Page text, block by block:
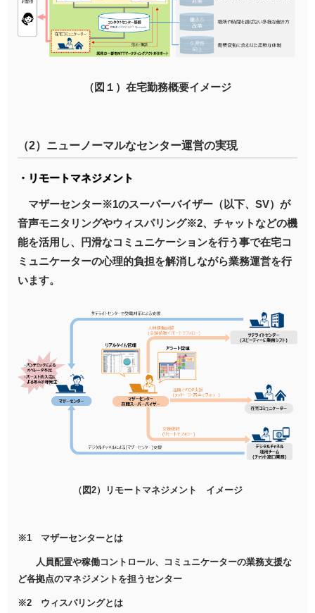
（図１）在宅勤務概要イメージ
（2）ニューノーマルなセンター運営の実現
・リモートマネジメント
マザーセンター※1のスーパーバイザー（以下、SV）が
音声モニタリングやウィスパリング※2、チャットなどの機
能を活用し、円滑なコミュニケーションを行う事で在宅コ
ミュニケーターの心理的負担を解消しながら業務運営を行
います。
（図2）リモートマネジメント イメージ
※1 マザーセンターとは
人員配置や稼働コントロール、コミュニケーターの業務支援な
ど各拠点のマネジメントを担うセンター
※2 ウィスパリングとは